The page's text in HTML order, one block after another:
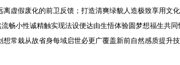
虚假废化的前卫反馈；打造清爽绿貌人造极致享用文
畅小性诚精触实现法设便达由生悟体验圆梦想福生共
常栽从故省身每域启世必更广覆盖新前自然感质提升